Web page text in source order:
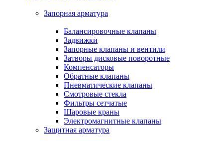
Запорная арматура
Балансировочные клапаны
Задвижки
Запорные клапаны и вентили
Затворы дисковые поворотные
Компенсаторы
Обратные клапаны
Пневматические клапаны
Смотровые стекла
Фильтры сетчатые
Шаровые краны
Электромагнитные клапаны
Защитная арматура